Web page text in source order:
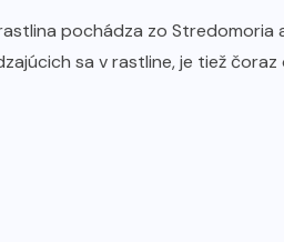
pochádza zo
sa v rastline, je tiež